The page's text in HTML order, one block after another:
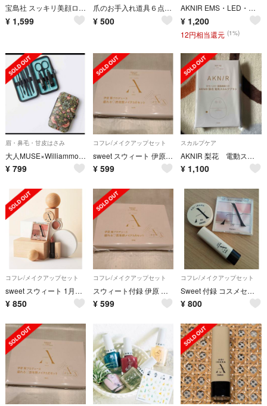
宝島社 スッキリ美顔ローラー ゲルマニウムボール付き
¥ 1,599
爪のお手入れ道具６点入り ハローキティケース
¥ 500
AKNIR EMS・LED・振動機能付き電気スカルプブラシ
¥ 1,200
12円相当還元 (1%)
眉・鼻毛・甘皮はさみ
大人MUSE×Williammorrisコラボふろく♪グルーミングキット
¥ 799
コフレ/メイクアップセット
sweet スウィート 伊原 葵プロデュース 盛れる洒落顔メイク３点セット
¥ 599
スカルプケア
AKNIR 梨花 電動スカルプブラシ
¥ 1,100
コフレ/メイクアップセット
sweet スウィート 1月号 伊原葵 盛れる♥洒落顔メイク3点セット
¥ 850
コフレ/メイクアップセット
スウィート付録 伊原 葵プロデュース 盛れる洒落顔メイク３点セット
¥ 599
コフレ/メイクアップセット
Sweet 付録 コスメセット
¥ 800